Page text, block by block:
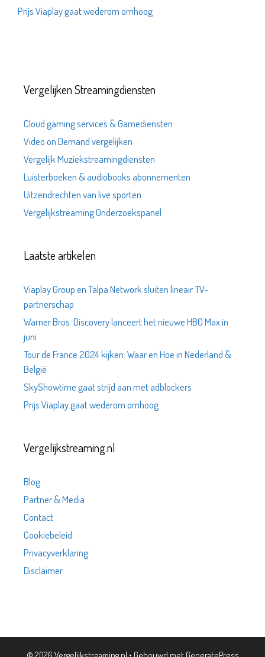
Prijs Viaplay gaat wederom omhoog
Vergelijken Streamingdiensten
Cloud gaming services & Gamediensten
Video on Demand vergelijken
Vergelijk Muziekstreamingdiensten
Luisterboeken & audiobooks abonnementen
Uitzendrechten van live sporten
Vergelijkstreaming Onderzoekspanel
Laatste artikelen
Viaplay Group en Talpa Network sluiten lineair TV-
partnerschap
Warner Bros. Discovery lanceert het nieuwe HBO Max in
juni
Tour de France 2024 kijken: Waar en Hoe in Nederland &
België
SkyShowtime gaat strijd aan met adblockers
Prijs Viaplay gaat wederom omhoog
Vergelijkstreaming.nl
Blog
Partner & Media
Contact
Cookiebeleid
Privacyverklaring
Disclaimer